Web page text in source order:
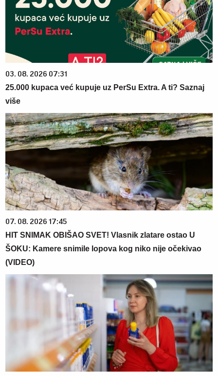
03. 08. 2026 07:31
25.000 kupaca već kupuje uz PerSu Extra. A ti? Saznaj
više
07. 08. 2026 17:45
HIT SNIMAK OBIŠAO SVET! Vlasnik zlatare ostao U
ŠOKU: Kamere snimile lopova kog niko nije očekivao
(VIDEO)